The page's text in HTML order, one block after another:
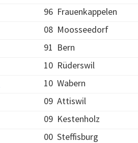
96 Frauenkappelen
08 Moosseedorf
91 Bern
10 Rüderswil
10 Wabern
09 Attiswil
09 Kestenholz
00 Steffisburg